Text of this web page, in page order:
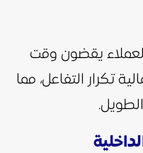
يقضون وقت
تكرار التفاعل، مما